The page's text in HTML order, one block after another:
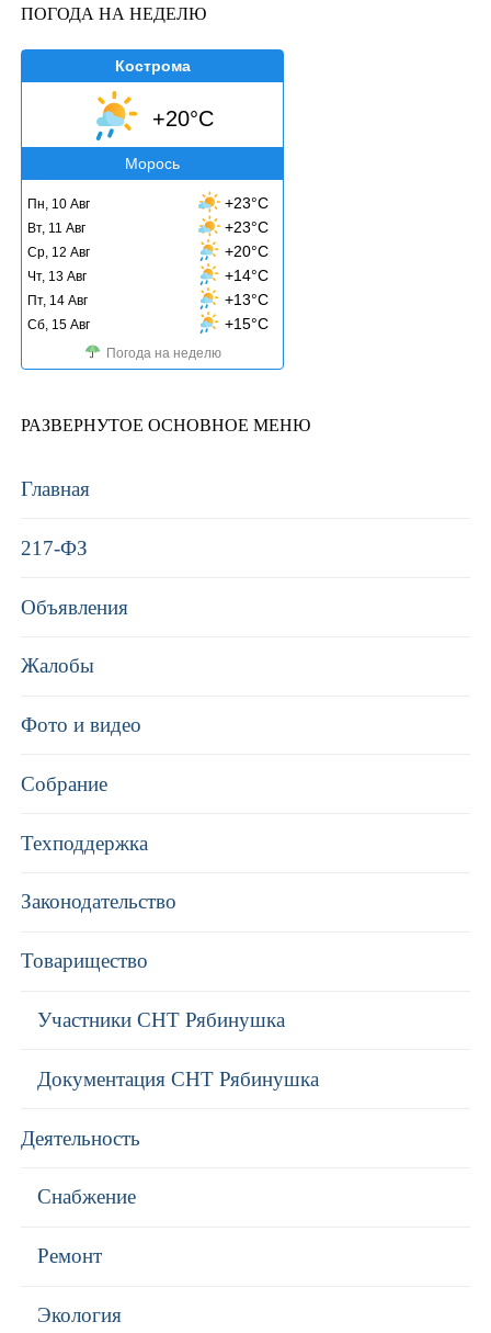
ПОГОДА НА НЕДЕЛЮ
Кострома
+20°C
Морось
Пн, 10 Авг +23°C
Вт, 11 Авг +23°C
Ср, 12 Авг +20°C
Чт, 13 Авг +14°C
Пт, 14 Авг +13°C
Сб, 15 Авг +15°C
Погода на неделю
РАЗВЕРНУТОЕ ОСНОВНОЕ МЕНЮ
Главная
217-ФЗ
Объявления
Жалобы
Фото и видео
Собрание
Техподдержка
Законодательство
Товарищество
Участники СНТ Рябинушка
Документация СНТ Рябинушка
Деятельность
Снабжение
Ремонт
Экология